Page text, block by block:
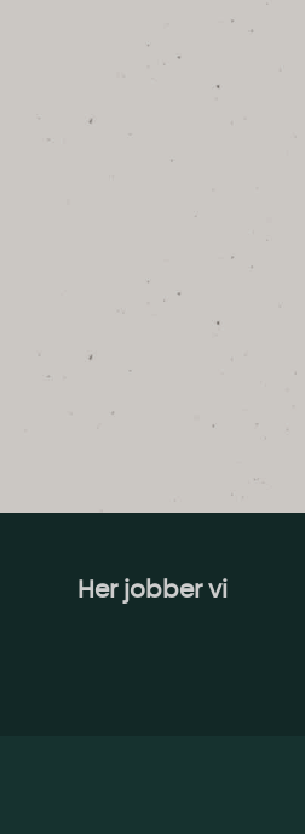
Her jobber vi